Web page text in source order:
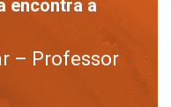
encontra a
– Professor